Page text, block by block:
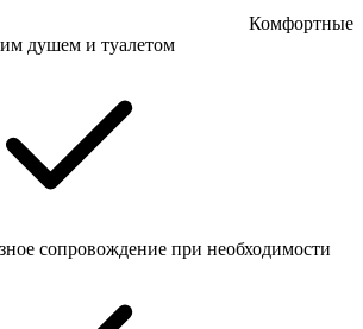
Комфортные
душем и туалетом
сопровождение при необходимости